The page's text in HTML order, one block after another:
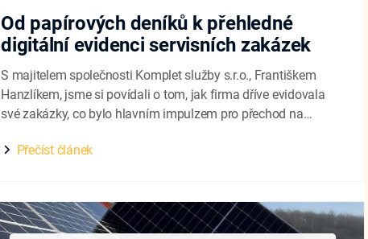
Od papírových deníků k přehledné
digitální evidenci servisních zakázek
S majitelem společnosti Komplet služby s.r.o., Františkem
Hanzlíkem, jsme si povídali o tom, jak firma dříve evidovala
své zakázky, co bylo hlavním impulzem pro přechod na
deník Buldo. Komplet služby s.r.o. působí na trhu už více než
Přečíst článek